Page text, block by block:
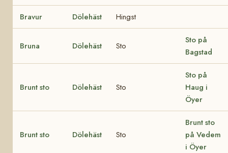
Bravur Dölehäst Hingst
Bruna Dölehäst Sto
Sto på
Bagstad
Brunt sto Dölehäst Sto
Sto på
Haug i
Öyer
Brunt sto Dölehäst Sto
Brunt sto
på Vedem
i Öyer